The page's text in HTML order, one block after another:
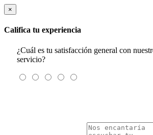
×
Califica tu experiencia
¿Cuál es tu satisfacción general con
servicio?